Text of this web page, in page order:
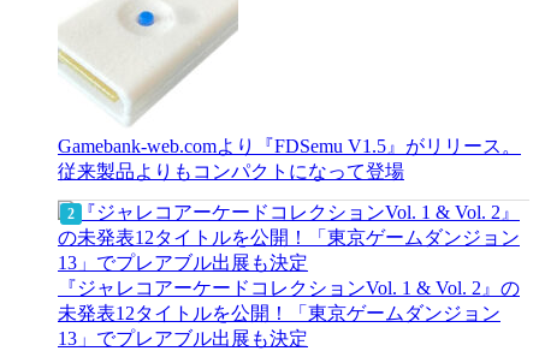
Gamebank-web.comより『FDSemu V1.5』がリリース。
従来製品よりもコンパクトになって登場
『ジャレコアーケードコレクションVol. 1 & Vol. 2』の
未発表12タイトルを公開！「東京ゲームダンジョン
13」でプレアブル出展も決定